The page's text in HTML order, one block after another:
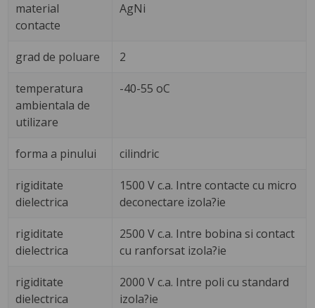
material
contacte
AgNi
grad de poluare 2
temperatura
ambientala de
utilizare
-40-55 oC
forma a pinului cilindric
rigiditate
dielectrica
1500 V c.a. Intre contacte cu micro
deconectare izola?ie
rigiditate
dielectrica
2500 V c.a. Intre bobina si contact
cu ranforsat izola?ie
rigiditate
dielectrica
2000 V c.a. Intre poli cu standard
izola?ie